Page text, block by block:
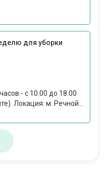
для уборки
- с 10.00 до 18.00
Локация: м. Речной...